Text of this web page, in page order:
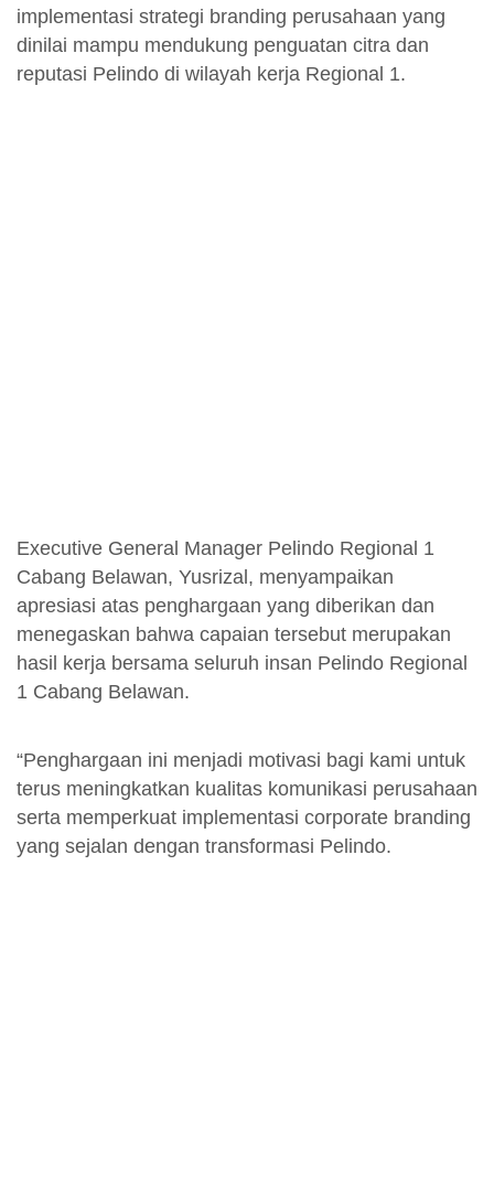
implementasi strategi branding perusahaan yang
dinilai mampu mendukung penguatan citra dan
reputasi Pelindo di wilayah kerja Regional 1.
Executive General Manager Pelindo Regional 1
Cabang Belawan, Yusrizal, menyampaikan
apresiasi atas penghargaan yang diberikan dan
menegaskan bahwa capaian tersebut merupakan
hasil kerja bersama seluruh insan Pelindo Regional
1 Cabang Belawan.
“Penghargaan ini menjadi motivasi bagi kami untuk
terus meningkatkan kualitas komunikasi perusahaan
serta memperkuat implementasi corporate branding
yang sejalan dengan transformasi Pelindo.